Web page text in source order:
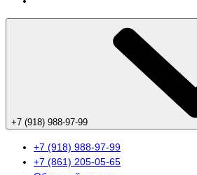
+7 (918) 988-97-99
+7 (918) 988-97-99
+7 (861) 205-05-65